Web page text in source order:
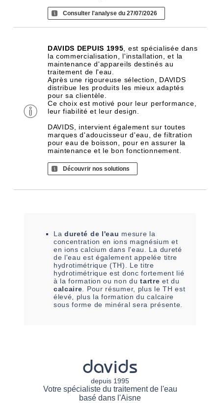
Consulter l'analyse du 27/07/2026
DAVIDS DEPUIS 1995 , est spécialisée dans
la commercialisation, l'installation, et la
maintenance d'appareils destinés au
traitement de l'eau.
Après une rigoureuse sélection, DAVIDS
distribue les produits les mieux adaptés
pour sa clientèle.
Ce choix est motivé pour leur performance,
leur fiabilité et leur design.
DAVIDS, intervient également sur toutes
marques d'adoucisseur d'eau, de filtration
pour eau de boisson, pour en assurer la
maintenance et le bon fonctionnement.
Découvrir nos solutions
La dureté de l'eau mesure la
concentration en ions magnésium et
en ions calcium dans l'eau. La dureté
de l'eau est également appelée titre
hydrotimétrique (TH). Le titre
hydrotimétrique est donc fortement lié
à la formation ou non dutartre et du
calcaire . Pour résumer, plus le TH est
élevé, plus la formation du calcaire
sous forme de minéral sera présente.
davids
depuis 1995
Votre spécialiste du traitement de l'eau
basé dans l'Aisne